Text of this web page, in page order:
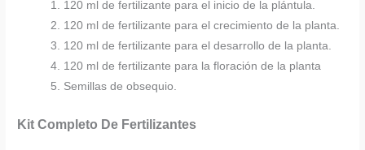
1. 120 ml de fertilizante para el inicio de la plántula.
2. 120 ml de fertilizante para el crecimiento de la planta.
3. 120 ml de fertilizante para el desarrollo de la planta.
4. 120 ml de fertilizante para la floración de la planta
5. Semillas de obsequio.
Kit Completo De Fertilizantes